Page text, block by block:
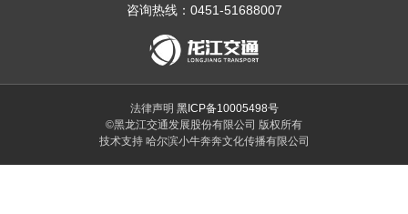
咨询热线：0451-51688007
法律声明 黑ICP备10005498号
©黑龙江交通发展股份有限公司 版权所有
技术支持 哈尔滨小牛奔奔文化传播有限公司